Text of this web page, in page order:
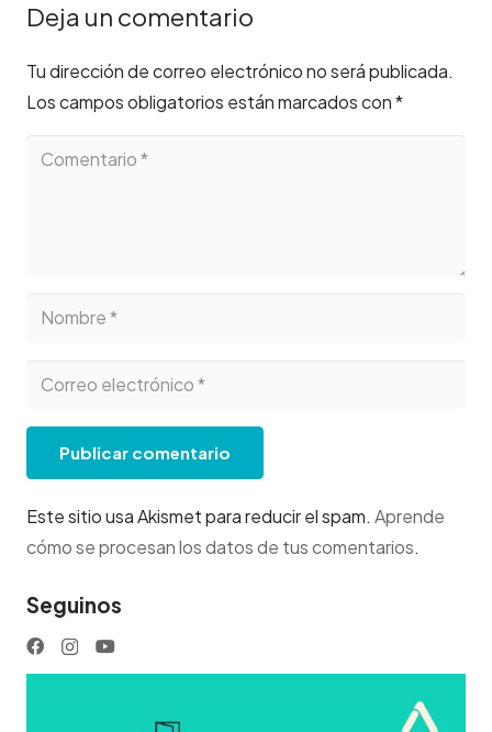
Deja un comentario
Tu dirección de correo electrónico no será publicada.
Los campos obligatorios están marcados con*
Publicar comentario
Este sitio usa Akismet para reducir el spam. Aprende
cómo se procesan los datos de tus comentarios.
Seguinos